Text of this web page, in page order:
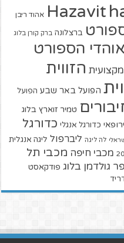
Hazavit אהוד ריבן
ברצלונה ברק קורן בלוג
הספורט
הזווית
הפועל באר שבע הפועל
טמיר זוארץ בלוג
כדורגל אנגלי כדורגל
לה ליגה ליברפול ליגה אנגלית
מכבי חיפה מכבי תל
גולדמן בלוג פודקאסט